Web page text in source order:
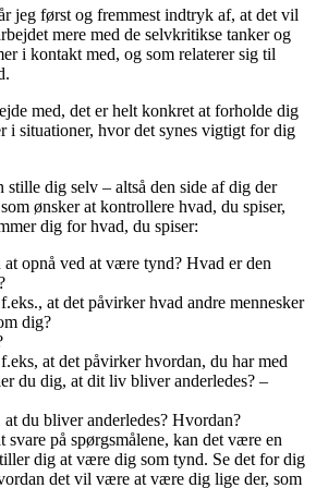
jeg først og fremmest indtryk af, at det vil
mere med de selvkritikse tanker og
i kontakt med, og som relaterer sig til
med, det er helt konkret at forholde dig
i situationer, hvor det synes vigtigt for dig
stille dig selv – altså den side af dig der
ønsker at kontrollere hvad, du spiser,
dig for hvad, du spiser:
opnå ved at være tynd? Hvad er den
at det påvirker hvad andre mennesker
dig?
at det påvirker hvordan, du har med
du dig, at dit liv bliver anderledes? –
du bliver anderledes? Hvordan?
svare på spørgsmålene, kan det være en
dig at være dig som tynd. Se det for dig
det vil være at være dig lige der, som